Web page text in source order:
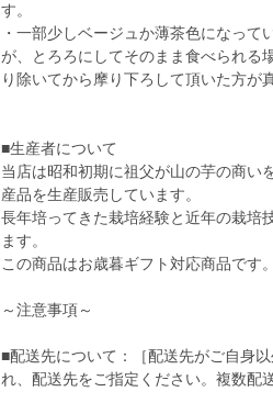
す。
・一部少しベージュか薄茶色になっ
が、とろろにしてそのまま食べられる
り除いてから摩り下ろして頂いた方が
■生産者について
当店は昭和初期に祖父が山の芋の商い
産品を生産販売しています。
長年培ってきた栽培経験と近年の栽培
ます。
この商品はお歳暮ギフト対応商品です。
～注意事項～
■配送先について：［配送先がご自身
れ、配送先をご指定ください。複数配